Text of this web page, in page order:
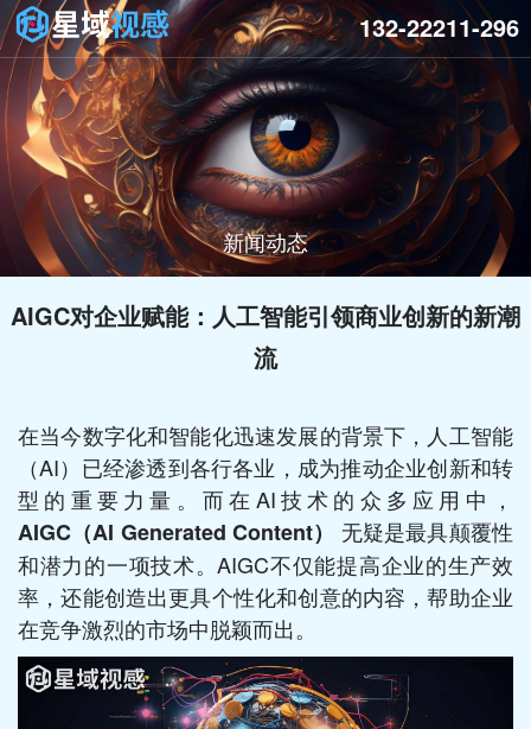
新闻动态
132-22211-296
AIGC对企业赋能：人工智能引领商业创新的新潮
流
在当今数字化和智能化迅速发展的背景下，人工智能
（AI）已经渗透到各行各业，成为推动企业创新和转
型的重要力量。而在AI技术的众多应用中，
AIGC（AI Generated Content）
无疑是最具颠覆性
和潜力的一项技术。AIGC不仅能提高企业的生产效
率，还能创造出更具个性化和创意的内容，帮助企业
在竞争激烈的市场中脱颖而出。